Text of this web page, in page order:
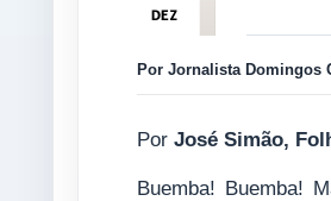
DEZ
Por Jornalista Domingos
Por José Simão,
Buemba! Buemba!